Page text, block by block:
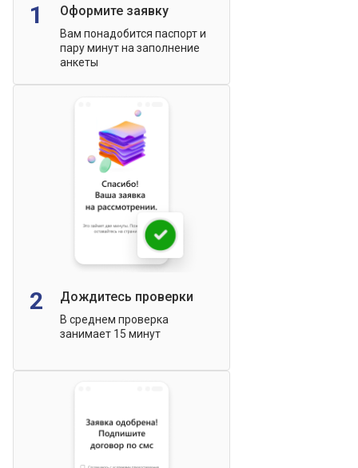
1 Оформите заявку
Вам понадобится паспорт и
пару минут на заполнение
анкеты
2 Дождитесь проверки
В среднем проверка
занимает 15 минут